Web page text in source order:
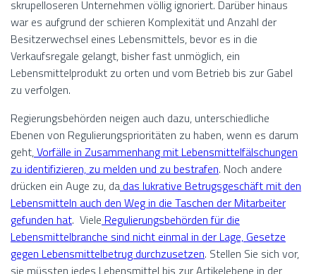
skrupelloseren Unternehmen völlig ignoriert. Darüber hinaus
war es aufgrund der schieren Komplexität und Anzahl der
Besitzerwechsel eines Lebensmittels, bevor es in die
Verkaufsregale gelangt, bisher fast unmöglich, ein
Lebensmittelprodukt zu orten und vom Betrieb bis zur Gabel
zu verfolgen.
Regierungsbehörden neigen auch dazu, unterschiedliche
Ebenen von Regulierungsprioritäten zu haben, wenn es darum
geht,Vorfälle in Zusammenhang mit Lebensmittelfälschungen
zu identifizieren, zu melden und zu bestrafen. Noch andere
drücken ein Auge zu, da das lukrative Betrugsgeschäft mit den
Lebensmitteln auch den Weg in die Taschen der Mitarbeiter
gefunden hat. Viele Regulierungsbehörden für die
Lebensmittelbranche sind nicht einmal in der Lage, Gesetze
gegen Lebensmittelbetrug durchzusetzen. Stellen Sie sich vor,